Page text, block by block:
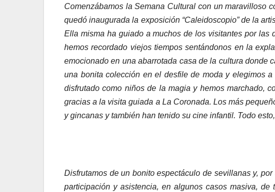
Comenzábamos la Semana Cultural con un maravilloso
quedó inaugurada la exposición “Caleidoscopio” de la
Ella misma ha guiado a muchos de los visitantes por las
hemos recordado viejos tiempos sentándonos en la
emocionado en una abarrotada casa de la cultura donde
una bonita colección en el desfile de moda y elegimos
disfrutado como niños de la magia y hemos marchado,
gracias a la visita guiada a La Coronada. Los más
y gincanas y también han tenido su cine infantil. Todo
Disfrutamos de un bonito espectáculo de sevillanas y,
participación y asistencia, en algunos casos masiva,